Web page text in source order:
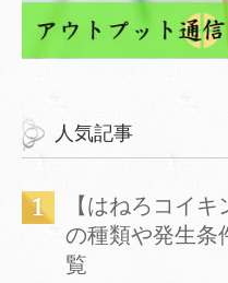
人気記事
【はねろコイ
の種類や発生条
覧